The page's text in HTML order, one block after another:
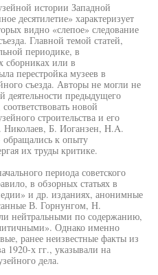
истории Западной
десятилетие» характеризует
видно «слепое» следование
Главной темой статей,
периодике, в
сборниках или в
перестройка музеев в
съезда. Авторы не могли не
деятельности предыдущего
новой
строительства и его
Николаев, Б. Иоганзен, H.A.
к опыту
их труды критике.
периода советского
в обзорных статьях в
и др. изданиях, анонимные
В. Горнунгом, Н.
нейтральными по содержанию,
Однако именно
ранее неизвестные факты из
1920-х гг., указывали на
дела.